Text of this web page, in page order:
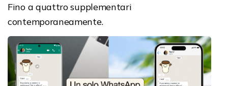
Fino a quattro supplementari
contemporaneamente.